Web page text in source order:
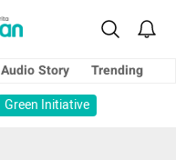
Audio Story
Trending
Green Initiative